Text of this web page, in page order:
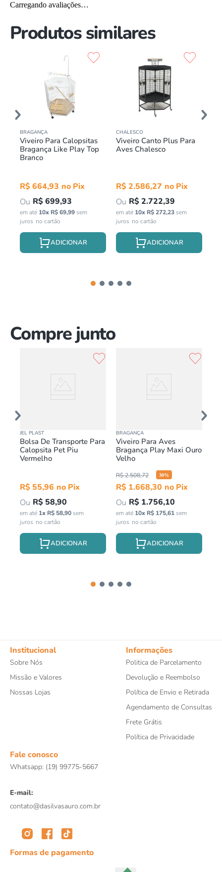
Carregando avaliações…
Produtos similares
BRAGANÇA
Viveiro Para Calopsitas
Bragança Like Play Top
Branco
R$664,93
R$699,93
em até 10x R$69,99sem
juros
CHALESCO
Viveiro Canto Plus Para
Aves Chalesco
R$2.586,27
R$2.722,39
em até 10x R$272,23sem
juros
Compre junto
JEL PLAST
Bolsa De Transporte Para
Calopsita Pet Piu
Vermelho
R$ 55,96
R$ 58,90
em até 1x R$58,90sem
juros
BRAGANÇA
Viveiro Para Aves
Bragança Play Maxi Ouro
Velho
R$2.508,72 30%
R$ 1.668,30
R$ 1.756,10
em até 10x R$ 175,61sem
juros
Institucional
Sobre Nós
Missão e Valores
Nossas Lojas
Informações
Politica de Parcelamento
Devolução e Reembolso
Política de Envio e Retirada
Agendamento de Consultas
Frete Grátis
Política de Privacidade
Fale conosco
Whatsapp: (19) 99775-5667
E-mail:
contato@dasilvasauro.com.br
Formas de pagamento